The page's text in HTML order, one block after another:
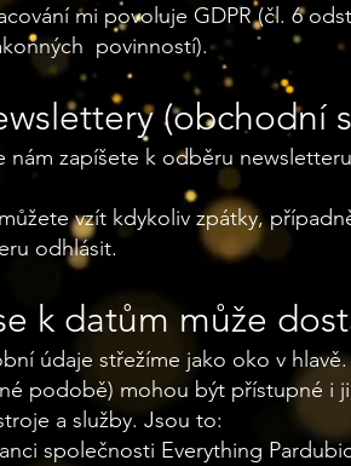
mi povoluje GDPR (čl. 6
povinností).
(obchodní
nám zapíšete k odběru
vzít kdykoliv zpátky,
odhlásit.
k datům může
údaje střežíme jako oko v
podobě) mohou být přístupné i
a služby. Jsou to:
společnosti Everything